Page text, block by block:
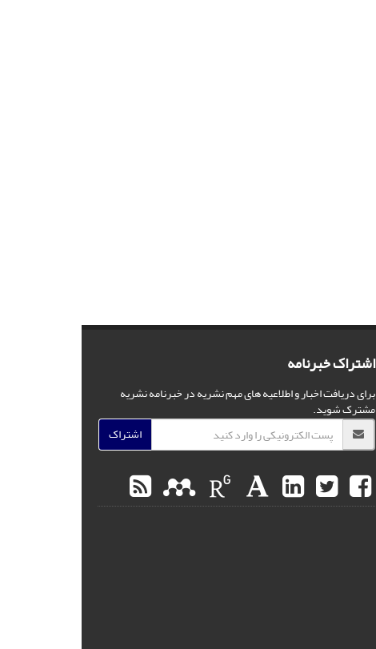
اشتراک خبرنامه
برای دریافت اخبار و اطلاعیه های مهم نشریه در خبرنامه نشریه
مشترک شوید.
اشتراک